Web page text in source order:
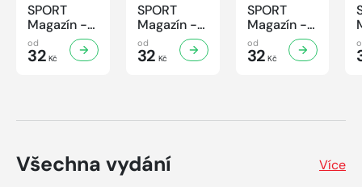
SPORT
Magazín -
31/2026
od
32 Kč
SPORT
Magazín -
30/2026
od
32 Kč
SPORT
Magazín -
29/2026
od
32 Kč
Všechna vydání Více